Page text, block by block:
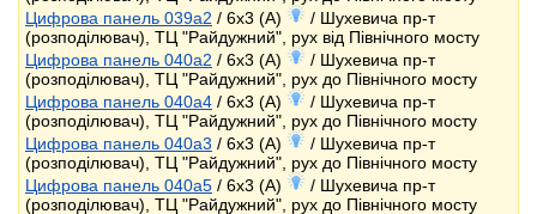
Цифрова панель 039a2 / 6x3 (A)
/ Шухевича пр-т
(розподілювач), ТЦ "Райдужний", рух від Північного мосту
Цифрова панель 040a2 / 6x3 (A)
/ Шухевича пр-т
(розподілювач), ТЦ "Райдужний", рух до Північного мосту
Цифрова панель 040a4 / 6x3 (A)
/ Шухевича пр-т
(розподілювач), ТЦ "Райдужний", рух до Північного мосту
Цифрова панель 040a3 / 6x3 (A)
/ Шухевича пр-т
(розподілювач), ТЦ "Райдужний", рух до Північного мосту
Цифрова панель 040a5 / 6x3 (A)
/ Шухевича пр-т
(розподілювач), ТЦ "Райдужний", рух до Північного мосту